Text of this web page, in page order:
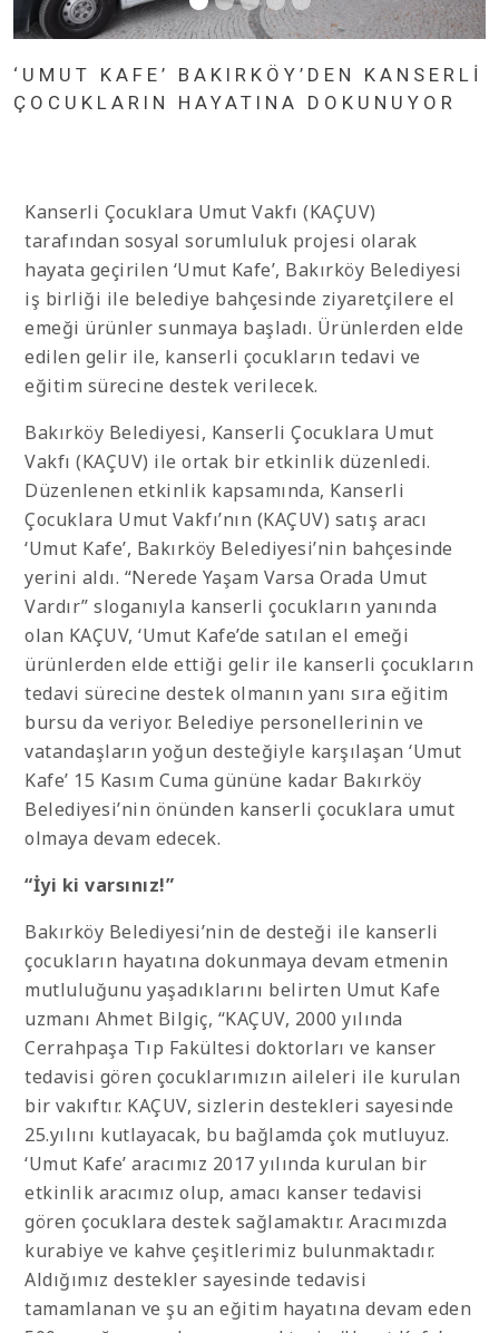
‘UMUT KAFE’ BAKIRKÖY’DEN KANSERLİ
ÇOCUKLARIN HAYATINA DOKUNUYOR
Kanserli Çocuklara Umut Vakfı (KAÇUV)
tarafından sosyal sorumluluk projesi olarak
hayata geçirilen ‘Umut Kafe’, Bakırköy Belediyesi
iş birliği ile belediye bahçesinde ziyaretçilere el
emeği ürünler sunmaya başladı. Ürünlerden elde
edilen gelir ile, kanserli çocukların tedavi ve
eğitim sürecine destek verilecek.
Bakırköy Belediyesi, Kanserli Çocuklara Umut
Vakfı (KAÇUV) ile ortak bir etkinlik düzenledi.
Düzenlenen etkinlik kapsamında, Kanserli
Çocuklara Umut Vakfı’nın (KAÇUV) satış aracı
‘Umut Kafe’, Bakırköy Belediyesi’nin bahçesinde
yerini aldı. “Nerede Yaşam Varsa Orada Umut
Vardır” sloganıyla kanserli çocukların yanında
olan KAÇUV, ‘Umut Kafe’de satılan el emeği
ürünlerden elde ettiği gelir ile kanserli çocukların
tedavi sürecine destek olmanın yanı sıra eğitim
bursu da veriyor. Belediye personellerinin ve
vatandaşların yoğun desteğiyle karşılaşan ‘Umut
Kafe’ 15 Kasım Cuma gününe kadar Bakırköy
Belediyesi’nin önünden kanserli çocuklara umut
olmaya devam edecek.
“İyi ki varsınız!”
Bakırköy Belediyesi’nin de desteği ile kanserli
çocukların hayatına dokunmaya devam etmenin
mutluluğunu yaşadıklarını belirten Umut Kafe
uzmanı Ahmet Bilgiç, “KAÇUV, 2000 yılında
Cerrahpaşa Tıp Fakültesi doktorları ve kanser
tedavisi gören çocuklarımızın aileleri ile kurulan
bir vakıftır. KAÇUV, sizlerin destekleri sayesinde
25.yılını kutlayacak, bu bağlamda çok mutluyuz.
‘Umut Kafe’ aracımız 2017 yılında kurulan bir
etkinlik aracımız olup, amacı kanser tedavisi
gören çocuklara destek sağlamaktır. Aracımızda
kurabiye ve kahve çeşitlerimiz bulunmaktadır.
Aldığımız destekler sayesinde tedavisi
tamamlanan ve şu an eğitim hayatına devam eden